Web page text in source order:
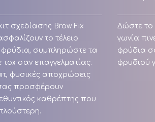
σχεδίασης Brow Fix
το τέλειο
συμπληρώστε τα
το» σαν επαγγελματίας.
φυσικές αποχρώσεις
προσφέρουν
καθρέπτης που
Δώστε το
γωνία
φρύδια
φρυδιού